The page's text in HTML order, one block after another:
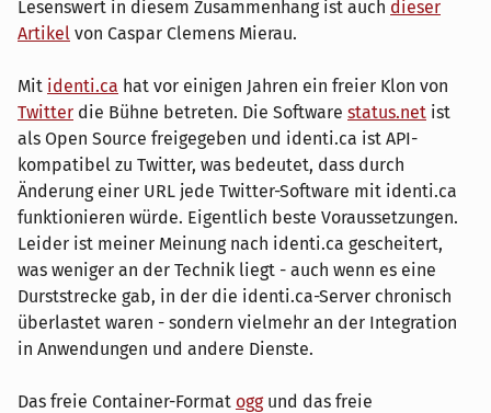
Lesenswert in diesem Zusammenhang ist auch dieser
Artikel von Caspar Clemens Mierau.
Mit identi.ca hat vor einigen Jahren ein freier Klon von
Twitter die Bühne betreten. Die Software status.net ist
als Open Source freigegeben und identi.ca ist API-
kompatibel zu Twitter, was bedeutet, dass durch
Änderung einer URL jede Twitter-Software mit identi.ca
funktionieren würde. Eigentlich beste Voraussetzungen.
Leider ist meiner Meinung nach identi.ca gescheitert,
was weniger an der Technik liegt - auch wenn es eine
Durststrecke gab, in der die identi.ca-Server chronisch
überlastet waren - sondern vielmehr an der Integration
in Anwendungen und andere Dienste.
Das freie Container-Format oggund das freie